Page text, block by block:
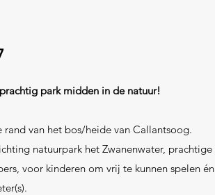
park midden in de natuur!
van het bos/heide van Callantsoog.
natuurpark het Zwanenwater, prachtige
voor kinderen om vrij te kunnen spelen én